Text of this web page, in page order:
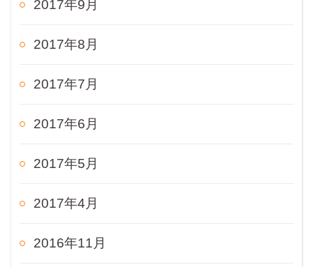
2017年9月
2017年8月
2017年7月
2017年6月
2017年5月
2017年4月
2016年11月